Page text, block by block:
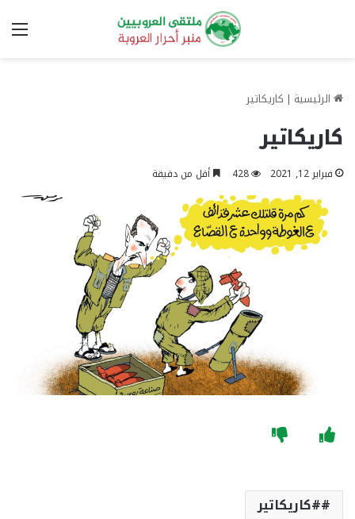
الرئيسية | كاريكاتير
كاريكاتير
فبراير 12, 2021 428 أقل من دقيقة
#كاريكاتير